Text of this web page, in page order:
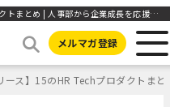
【2019年9月リリース】15のHR Techプロダクトまとめ | 人事部から企業成長を応援するメディアHR NOTE
メルマガ登録
ース】15のHR Techプロダクトまと